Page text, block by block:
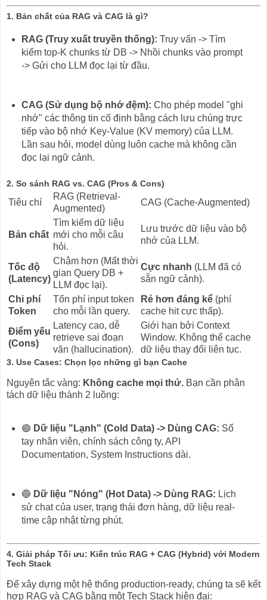
1. Bản chất của RAG và CAG là gì?
RAG (Truy xuất truyền thống): Truy vấn -> Tìm
kiếm top-K chunks từ DB -> Nhồi chunks vào prompt
-> Gửi cho LLM đọc lại từ đầu.
CAG (Sử dụng bộ nhớ đệm): Cho phép model "ghi
nhớ" các thông tin cố định bằng cách lưu chúng trực
tiếp vào bộ nhớ Key-Value (KV memory) của LLM.
Lần sau hỏi, model dùng luôn cache mà không cần
đọc lại ngữ cảnh.
2. So sánh RAG vs. CAG (Pros & Cons)
Tiêu chí
RAG (Retrieval-
Augmented)
CAG (Cache-Augmented)
Bản chất
Tìm kiếm dữ liệu
mới cho mỗi câu
hỏi.
Lưu trước dữ liệu vào bộ
nhớ của LLM.
Tốc độ
(Latency)
Chậm hơn (Mất thời
gian Query DB +
LLM đọc lại).
Cực nhanh (LLM đã có
sẵn ngữ cảnh).
Chi phí
Token
Tốn phí input token
cho mỗi lần query.
Rẻ hơn đáng kể (phí
cache hit cực thấp).
Điểm yếu
(Cons)
Latency cao, dễ
retrieve sai đoạn
văn (hallucination).
Giới hạn bởi Context
Window. Không thể cache
dữ liệu thay đổi liên tục.
3. Use Cases: Chọn lọc những gì bạn Cache
Nguyên tắc vàng: Không cache mọi thứ. Bạn cần phân
tách dữ liệu thành 2 luồng:
🟢 Dữ liệu "Lạnh" (Cold Data) -> Dùng CAG: Sổ
tay nhân viên, chính sách công ty, API
Documentation, System Instructions dài.
🔵 Dữ liệu "Nóng" (Hot Data) -> Dùng RAG: Lịch
sử chat của user, trạng thái đơn hàng, dữ liệu real-
time cập nhật từng phút.
4. Giải pháp Tối ưu: Kiến trúc RAG + CAG (Hybrid) với Modern
Tech Stack
Để xây dựng một hệ thống production-ready, chúng ta sẽ kết
hợp RAG và CAG bằng một Tech Stack hiện đại: